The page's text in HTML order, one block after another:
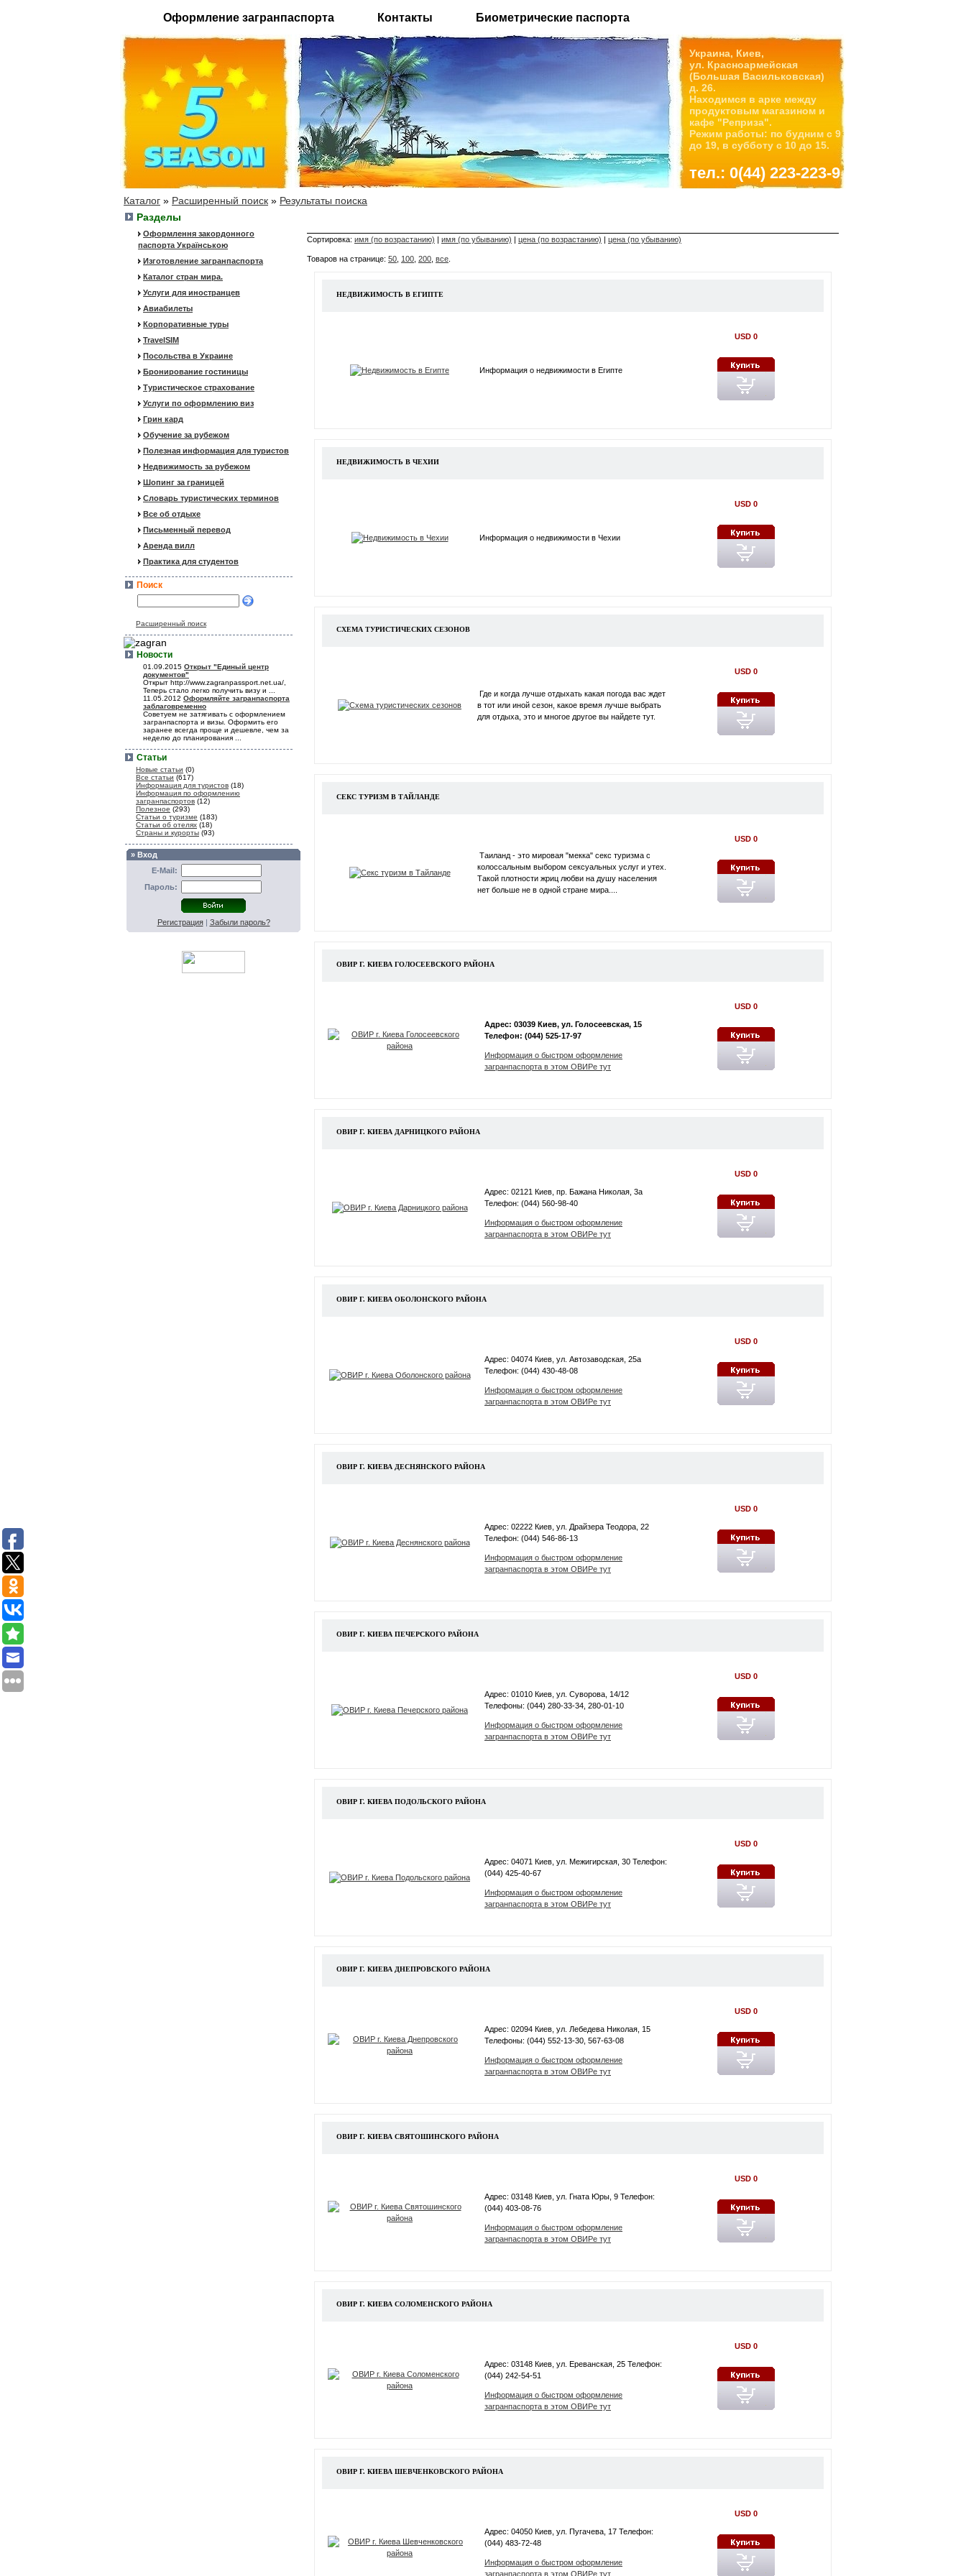
Оформление загранпаспорта Контакты Биометрические паспорта
Украина, Киев,
ул. Красноармейская
(Большая Васильковская)
д. 26.
Находимся в арке между
продуктовым магазином и
кафе "Реприза".
Режим работы: по будним с 9
до 19, в субботу с 10 до 15.
тел.: 0(44) 223-223-9
Каталог » Расширенный поиск » Результаты поиска
Разделы
Оформлення закордонного
паспорта Українською
Изготовление загранпаспорта
Каталог стран мира.
Услуги для иностранцев
Авиабилеты
Корпоративные туры
TravelSIM
Посольства в Украине
Бронирование гостиницы
Туристическое страхование
Услуги по оформлению виз
Грин кард
Обучение за рубежом
Полезная информация для туристов
Недвижимость за рубежом
Шопинг за границей
Словарь туристических терминов
Все об отдыхе
Письменный перевод
Аренда вилл
Практика для студентов
Поиск
Расширенный поиск
Новости
01.09.2015 Открыт "Единый центр
документов"
Открыт http://www.zagranpassport.net.ua/,
Теперь стало легко получить визу и ...
11.05.2012 Оформляйте загранпаспорта
заблаговременно
Советуем не затягивать с оформлением
загранпаспорта и визы. Оформить его
заранее всегда проще и дешевле, чем за
неделю до планирования ...
Статьи
Новые статьи (0)
Все статьи (617)
Информация для туристов (18)
Информация по оформлению
загранпаспортов (12)
Полезное (293)
Статьи о туризме (183)
Статьи об отелях (18)
Страны и курорты (93)
» Вход
E-Mail:
Пароль:
Регистрация| Забыли пароль?
Сортировка: имя (по возрастанию) | имя (по убыванию) | цена (по возрастанию) | цена (по убыванию)
Товаров на странице: 50 100 200 все
НЕДВИЖИМОСТЬ В ЕГИПТЕ
Информация о недвижимости в Египте
USD 0
НЕДВИЖИМОСТЬ В ЧЕХИИ
Информация о недвижимости в Чехии
USD 0
СХЕМА ТУРИСТИЧЕСКИХ СЕЗОНОВ
Где и когда лучше отдыхать какая погода вас ждет
в тот или иной сезон, какое время лучше выбрать
для отдыха, это и многое другое вы найдете тут.
USD 0
СЕКС ТУРИЗМ В ТАЙЛАНДЕ
Таиланд - это мировая "мекка" секс туризма с
колоссальным выбором сексуальных услуг и утех.
Такой плотности жриц любви на душу населения
нет больше не в одной стране мира....
USD 0
ОВИР Г. КИЕВА ГОЛОСЕЕВСКОГО РАЙОНА
Адрес: 03039 Киев, ул. Голосеевская, 15
Телефон: (044) 525-17-97
Информация о быстром оформление
загранпаспорта в этом ОВИРе тут
USD 0
ОВИР Г. КИЕВА ДАРНИЦКОГО РАЙОНА
Адрес: 02121 Киев, пр. Бажана Николая, 3а
Телефон: (044) 560-98-40
Информация о быстром оформление
загранпаспорта в этом ОВИРе тут
USD 0
ОВИР Г. КИЕВА ОБОЛОНСКОГО РАЙОНА
Адрес: 04074 Киев, ул. Автозаводская, 25а
Телефон: (044) 430-48-08
Информация о быстром оформление
загранпаспорта в этом ОВИРе тут
USD 0
ОВИР Г. КИЕВА ДЕСНЯНСКОГО РАЙОНА
Адрес: 02222 Киев, ул. Драйзера Теодора, 22
Телефон: (044) 546-86-13
Информация о быстром оформление
загранпаспорта в этом ОВИРе тут
USD 0
ОВИР Г. КИЕВА ПЕЧЕРСКОГО РАЙОНА
Адрес: 01010 Киев, ул. Суворова, 14/12
Телефоны: (044) 280-33-34, 280-01-10
Информация о быстром оформление
загранпаспорта в этом ОВИРе тут
USD 0
ОВИР Г. КИЕВА ПОДОЛЬСКОГО РАЙОНА
Адрес: 04071 Киев, ул. Межигирская, 30 Телефон:
(044) 425-40-67
Информация о быстром оформление
загранпаспорта в этом ОВИРе тут
USD 0
ОВИР Г. КИЕВА ДНЕПРОВСКОГО РАЙОНА
Адрес: 02094 Киев, ул. Лебедева Николая, 15
Телефоны: (044) 552-13-30, 567-63-08
Информация о быстром оформление
загранпаспорта в этом ОВИРе тут
USD 0
ОВИР Г. КИЕВА СВЯТОШИНСКОГО РАЙОНА
Адрес: 03148 Киев, ул. Гната Юры, 9 Телефон:
(044) 403-08-76
Информация о быстром оформление
загранпаспорта в этом ОВИРе тут
USD 0
ОВИР Г. КИЕВА СОЛОМЕНСКОГО РАЙОНА
Адрес: 03148 Киев, ул. Ереванская, 25 Телефон:
(044) 242-54-51
Информация о быстром оформление
загранпаспорта в этом ОВИРе тут
USD 0
ОВИР Г. КИЕВА ШЕВЧЕНКОВСКОГО РАЙОНА
Адрес: 04050 Киев, ул. Пугачева, 17 Телефон:
(044) 483-72-48
Информация о быстром оформление
загранпаспорта в этом ОВИРе тут
USD 0